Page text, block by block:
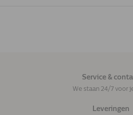
Service &
We staan 24/7 voor
Leveringen